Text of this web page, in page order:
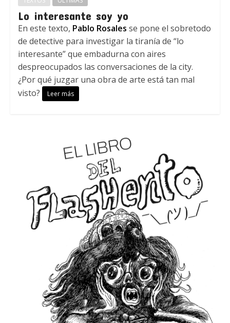
Lo interesante soy yo
En este texto, Pablo Rosales se pone el sobretodo
de detective para investigar la tiranía de “lo
interesante” que embadurna con aires
despreocupados las conversaciones de la city.
¿Por qué juzgar una obra de arte está tan mal
visto?
Leer más